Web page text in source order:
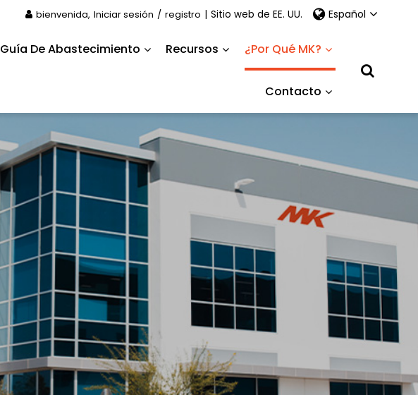
bienvenida, Iniciar sesión / registro | Sitio web de EE. UU. Español
Guía De Abastecimiento Recursos ¿Por Qué MK?
Contacto